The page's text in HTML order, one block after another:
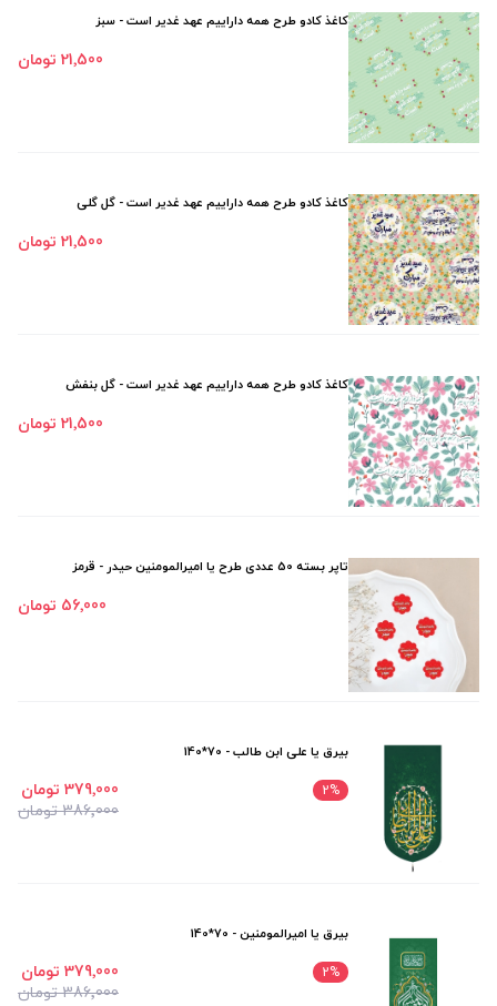
کاغذ کادو طرح همه داراییم عهد غدیر است - سبز
21٬500 تومان
کاغذ کادو طرح همه داراییم عهد غدیر است - گل گلی
21٬500 تومان
کاغذ کادو طرح همه داراییم عهد غدیر است - گل بنفش
21٬500 تومان
تاپر بسته 50 عددی طرح یا امیرالمومنین حیدر - قرمز
56٬000 تومان
بیرق یا علی ابن طالب - 70*140
2%
386٬000 تومان
379٬000 تومان
بیرق یا امیرالمومنین - 70*140
2%
386٬000 تومان
379٬000 تومان